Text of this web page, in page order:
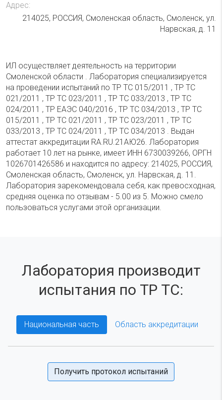
Адрес:
214025, РОССИЯ, Смоленская область, Смоленск, ул.
Нарвская, д. 11
ИЛ осуществляет деятельность на территории
Смоленской области . Лаборатория специализируется
на проведении испытаний по ТР ТС 015/2011 , ТР ТС
021/2011 , ТР ТС 023/2011 , ТР ТС 033/2013 , ТР ТС
024/2011 , ТР ЕАЭС 040/2016 , ТР ТС 034/2013 , ТР ТС
015/2011 , ТР ТС 021/2011 , ТР ТС 023/2011 , ТР ТС
033/2013 , ТР ТС 024/2011 , ТР ТС 034/2013 . Выдан
аттестат аккредитации RA.RU.21АЮ26. Лаборатория
работает 10 лет на рынке, имеет ИНН 6730039266, ОРГН
1026701426586 и находится по адресу: 214025, РОССИЯ,
Смоленская область, Смоленск, ул. Нарвская, д. 11.
Лаборатория зарекомендовала себя, как превосходная,
средняя оценка по отзывам - 5.00 из 5. Можно смело
пользоваться услугами этой организации.
Лаборатория производит
испытания по ТР ТС:
Национальная часть Область аккредитации
Получить протокол испытаний